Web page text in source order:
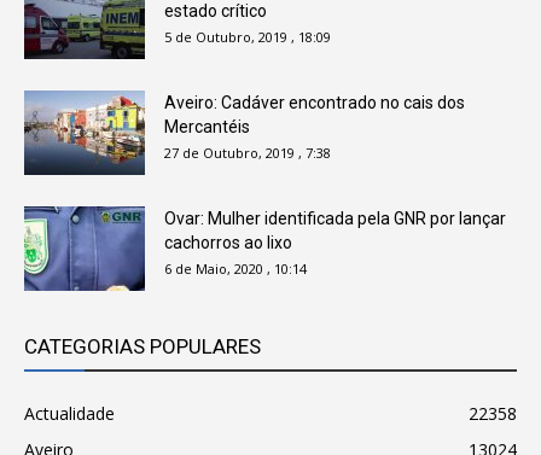
estado crítico
5 de Outubro, 2019 , 18:09
Aveiro: Cadáver encontrado no cais dos
Mercantéis
27 de Outubro, 2019 , 7:38
Ovar: Mulher identificada pela GNR por lançar
cachorros ao lixo
6 de Maio, 2020 , 10:14
CATEGORIAS POPULARES
Actualidade
22358
Aveiro
13024